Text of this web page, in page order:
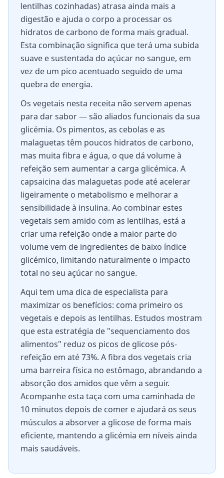
lentilhas cozinhadas) atrasa ainda mais a
digestão e ajuda o corpo a processar os
hidratos de carbono de forma mais gradual.
Esta combinação significa que terá uma subida
suave e sustentada do açúcar no sangue, em
vez de um pico acentuado seguido de uma
quebra de energia.
Os vegetais nesta receita não servem apenas
para dar sabor — são aliados funcionais da sua
glicémia. Os pimentos, as cebolas e as
malaguetas têm poucos hidratos de carbono,
mas muita fibra e água, o que dá volume à
refeição sem aumentar a carga glicémica. A
capsaicina das malaguetas pode até acelerar
ligeiramente o metabolismo e melhorar a
sensibilidade à insulina. Ao combinar estes
vegetais sem amido com as lentilhas, está a
criar uma refeição onde a maior parte do
volume vem de ingredientes de baixo índice
glicémico, limitando naturalmente o impacto
total no seu açúcar no sangue.
Aqui tem uma dica de especialista para
maximizar os benefícios: coma primeiro os
vegetais e depois as lentilhas. Estudos mostram
que esta estratégia de "sequenciamento dos
alimentos" reduz os picos de glicose pós-
refeição em até 73%. A fibra dos vegetais cria
uma barreira física no estômago, abrandando a
absorção dos amidos que vêm a seguir.
Acompanhe esta taça com uma caminhada de
10 minutos depois de comer e ajudará os seus
músculos a absorver a glicose de forma mais
eficiente, mantendo a glicémia em níveis ainda
mais saudáveis.